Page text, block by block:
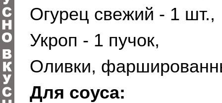
Огурец свежий - 1 шт.,
Укроп - 1 пучок,
Оливки,
Для соуса: